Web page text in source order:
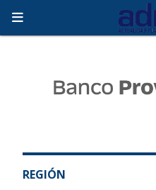
REGIÓN